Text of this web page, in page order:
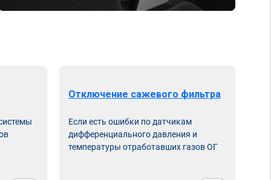
Отключение сажевого фильтра
Если есть ошибки по датчикам
дифференциального давления и
температуры отработавших газов ОГ